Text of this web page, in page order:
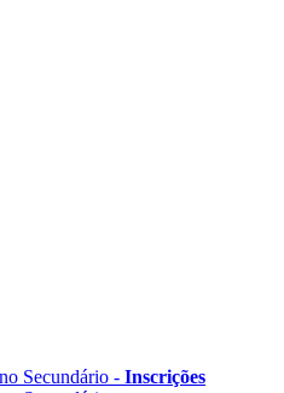
Secundário - Inscrições